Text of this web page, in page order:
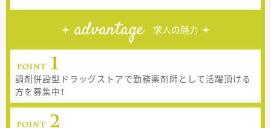
advantage 求人の魅力
調剤併設型ドラッグストアで勤務薬剤師として活躍頂ける
方を募集中！